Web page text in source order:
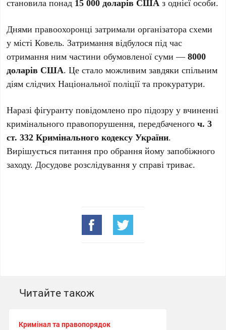
становила понад 15 000 доларів США з однієї особи.
Днями правоохоронці затримали організатора схеми
у місті Ковель. Затримання відбулося під час
отримання ним частини обумовленої суми —8000
доларів США. Це стало можливим завдяки спільним
діям слідчих Національної поліції та прокуратури.
Наразі фігуранту повідомлено про підозру у вчиненні
кримінального правопорушення, передбаченогоч. 3
ст. 332 Кримінального кодексу України.
Вирішується питання про обрання йому запобіжного
заходу. Досудове розслідування у справі триває.
Читайте також
Кримінал та правопорядок